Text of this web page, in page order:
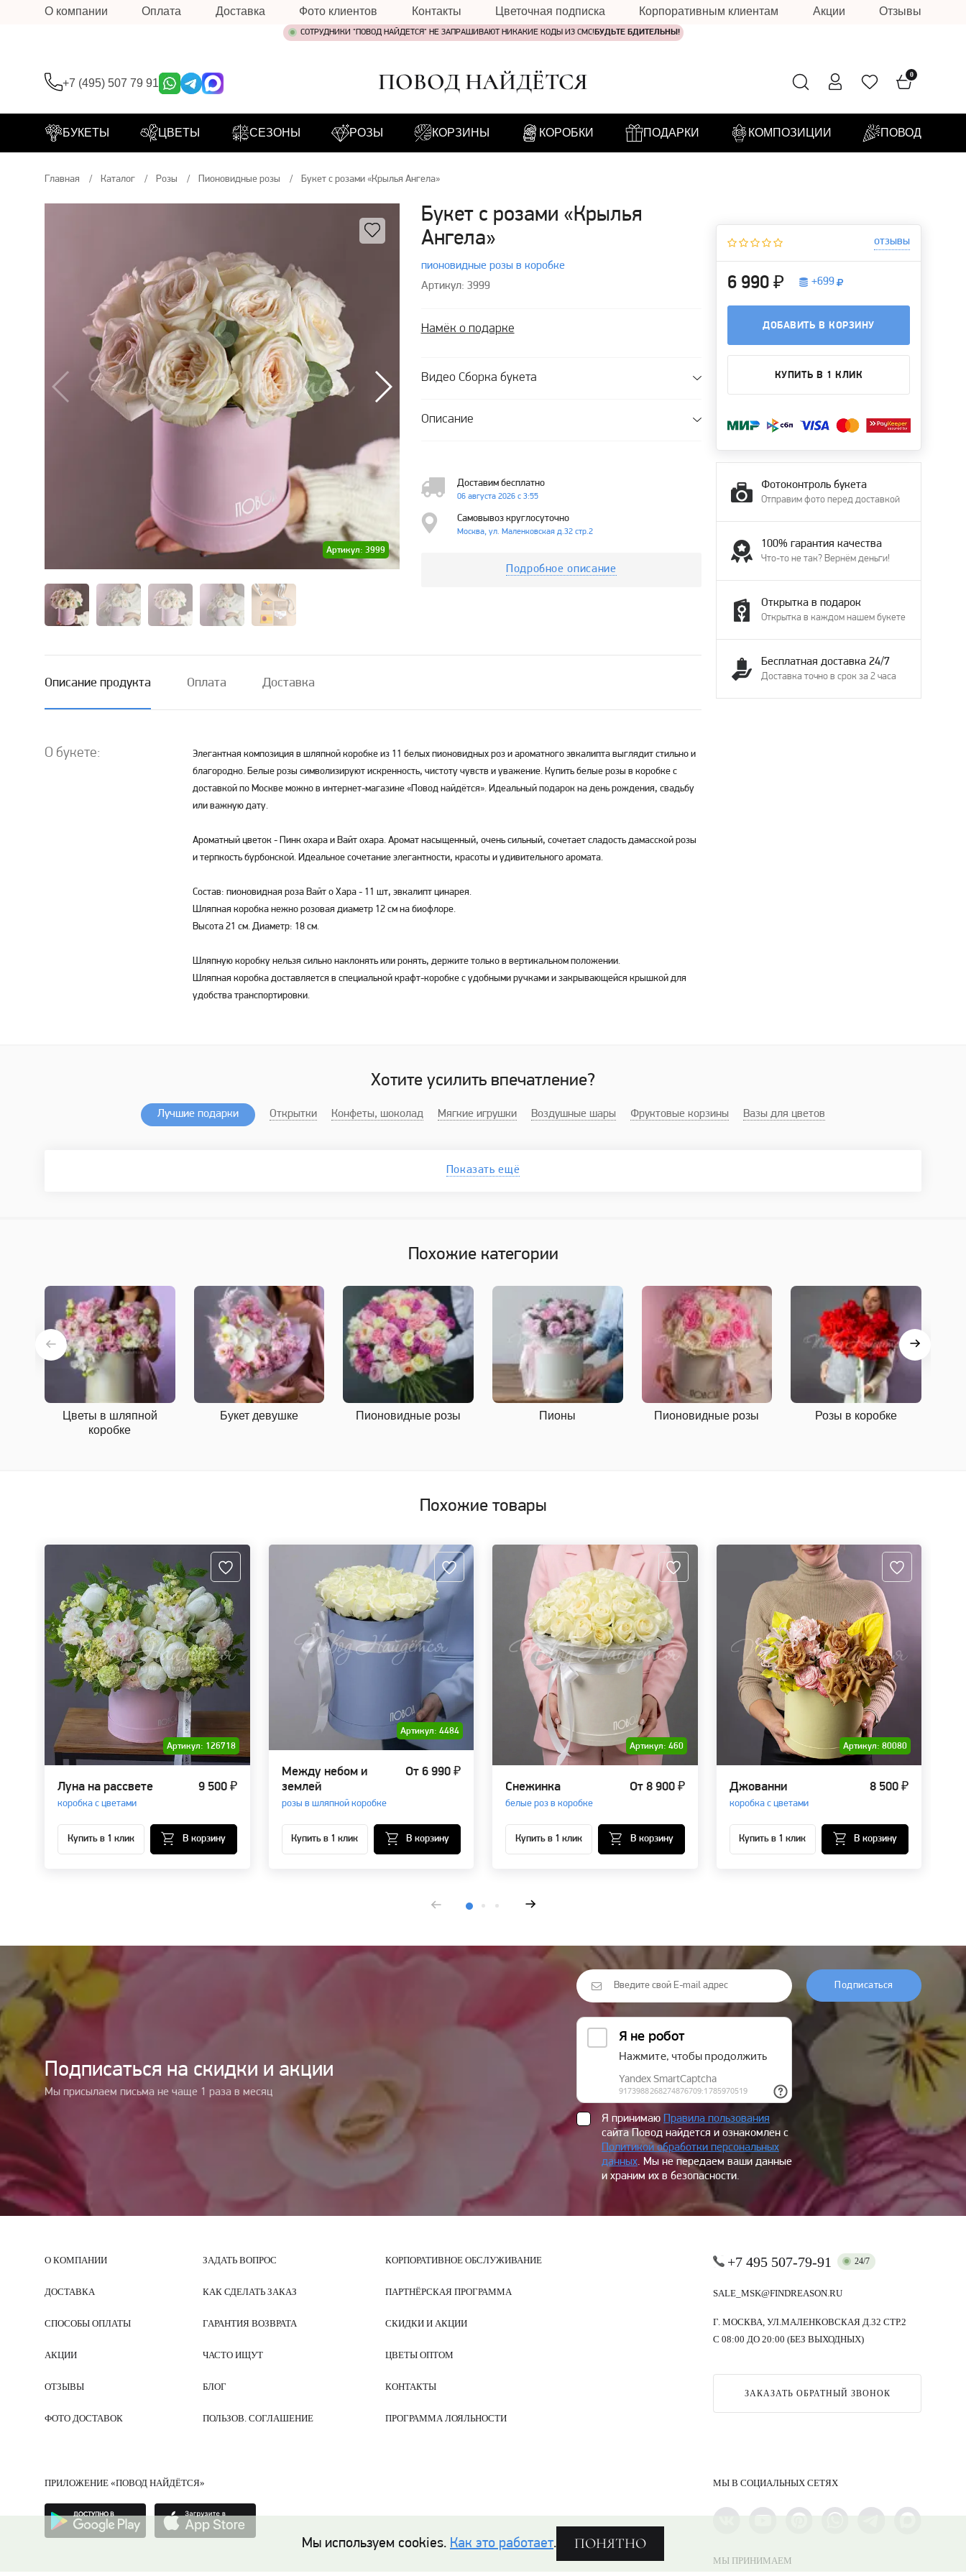
О компании Оплата Доставка Фото клиентов Контакты Цветочная подписка Корпоративным клиентам Акции Отзывы
СОТРУДНИКИ "ПОВОД НАЙДЕТСЯ" НЕ ЗАПРАШИВАЮТ НИКАКИЕ КОДЫ ИЗ СМС! БУДЬТЕ БДИТЕЛЬНЫ!
+7 (495) 507 79 91 ПОВОД НАЙДЁТСЯ 0
БУКЕТЫ ЦВЕТЫ СЕЗОНЫ РОЗЫ КОРЗИНЫ КОРОБКИ ПОДАРКИ КОМПОЗИЦИИ ПОВОД
Мы используем cookies. Как это работает. ПОНЯТНО
Главная Каталог Розы Пионовидные розы Букет с розами «Крылья Ангела»
Артикул: 3999
Букет с розами «Крылья
Ангела»
пионовидные розы в коробке
Артикул: 3999
Намёк о подарке
Видео Сборка букета
Описание
Доставим бесплатно
06 августа 2026 с 3:55
Самовывоз круглосуточно
Москва, ул. Маленковская д.32 стр.2
Подробное описание
Описание продукта Оплата Доставка
О букете:
Элегантная композиция в шляпной коробке из 11 белых пионовидных роз и ароматного эвкалипта выглядит стильно и
благородно. Белые розы символизируют искренность, чистоту чувств и уважение. Купить белые розы в коробке с
доставкой по Москве можно в интернет-магазине «Повод найдётся». Идеальный подарок на день рождения, свадьбу
или важную дату.
Ароматный цветок - Пинк охара и Вайт охара. Аромат насыщенный, очень сильный, сочетает сладость дамасской розы
и терпкость бурбонской. Идеальное сочетание элегантности, красоты и удивительного аромата.
Состав: пионовидная роза Вайт о Хара - 11 шт, эвкалипт цинарея.
Шляпная коробка нежно розовая диаметр 12 см на биофлоре.
Высота 21 см. Диаметр: 18 см.
Шляпную коробку нельзя сильно наклонять или ронять, держите только в вертикальном положении.
Шляпная коробка доставляется в специальной крафт-коробке с удобными ручками и закрывающейся крышкой для
удобства транспортировки.
отзывы
6 990 ₽ +699
ДОБАВИТЬ В КОРЗИНУ
КУПИТЬ В 1 КЛИК
Фотоконтроль букета
Отправим фото перед доставкой
100% гарантия качества
Что-то не так? Вернём деньги!
Открытка в подарок
Открытка в каждом нашем букете
Бесплатная доставка 24/7
Доставка точно в срок за 2 часа
Хотите усилить впечатление?
Лучшие подарки Открытки Конфеты, шоколад Мягкие игрушки Воздушные шары Фруктовые корзины Вазы для цветов
Показать ещё
Похожие категории
Цветы в шляпной
коробке
Букет девушке Пионовидные розы Пионы Пионовидные розы Розы в коробке
Похожие товары
Артикул: 126718
Луна на рассвете
коробка с цветами
9 500 ₽
Купить в 1 клик В корзину
Артикул: 4484
Между небом и
землей
розы в шляпной коробке
От 6 990 ₽
Купить в 1 клик В корзину
Артикул: 460
Снежинка
белые роз в коробке
От 8 900 ₽
Купить в 1 клик В корзину
Артикул: 80080
Джованни
коробка с цветами
8 500 ₽
Купить в 1 клик В корзину
Подписаться на cкидки и акции
Мы присылаем письма не чаще 1 раза в месяц
Я принимаю
Правила пользования
сайта Повод найдется и ознакомлен с
Политикой обработки персональных
данных. Мы не передаем ваши данные
и храним их в безопасности.
Подписаться
О КОМПАНИИ
ДОСТАВКА
СПОСОБЫ ОПЛАТЫ
АКЦИИ
ОТЗЫВЫ
ФОТО ДОСТАВОК
ЗАДАТЬ ВОПРОС
КАК СДЕЛАТЬ ЗАКАЗ
ГАРАНТИЯ ВОЗВРАТА
ЧАСТО ИЩУТ
БЛОГ
ПОЛЬЗОВ. СОГЛАШЕНИЕ
КОРПОРАТИВНОЕ ОБСЛУЖИВАНИЕ
ПАРТНЁРСКАЯ ПРОГРАММА
СКИДКИ И АКЦИИ
ЦВЕТЫ ОПТОМ
КОНТАКТЫ
ПРОГРАММА ЛОЯЛЬНОСТИ
+7 495 507-79-91 24/7
SALE_MSK@FINDREASON.RU
Г. МОСКВА, УЛ.МАЛЕНКОВСКАЯ Д.32 СТР.2
С 08:00 ДО 20:00 (БЕЗ ВЫХОДНЫХ)
ЗАКАЗАТЬ ОБРАТНЫЙ ЗВОНОК
ПРИЛОЖЕНИЕ «ПОВОД НАЙДЁТСЯ» МЫ В СОЦИАЛЬНЫХ СЕТЯХ
МЫ ПРИНИМАЕМ